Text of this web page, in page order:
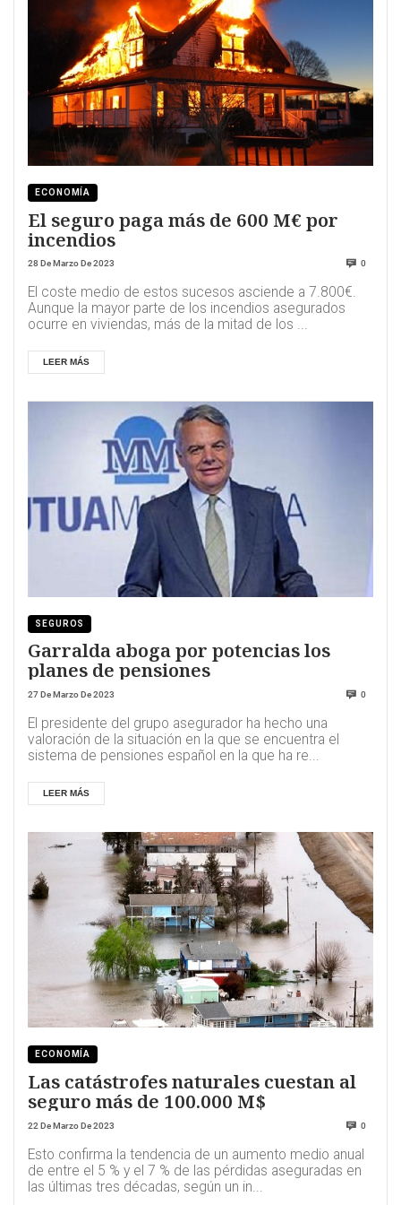
ECONOMÍA
El seguro paga más de 600 M€ por
incendios
28 De Marzo De 2023 0
El coste medio de estos sucesos asciende a 7.800€.
Aunque la mayor parte de los incendios asegurados
ocurre en viviendas, más de la mitad de los ...
LEER MÁS
SEGUROS
Garralda aboga por potencias los
planes de pensiones
27 De Marzo De 2023 0
El presidente del grupo asegurador ha hecho una
valoración de la situación en la que se encuentra el
sistema de pensiones español en la que ha re...
LEER MÁS
ECONOMÍA
Las catástrofes naturales cuestan al
seguro más de 100.000 M$
22 De Marzo De 2023 0
Esto confirma la tendencia de un aumento medio anual
de entre el 5 % y el 7 % de las pérdidas aseguradas en
las últimas tres décadas, según un in...